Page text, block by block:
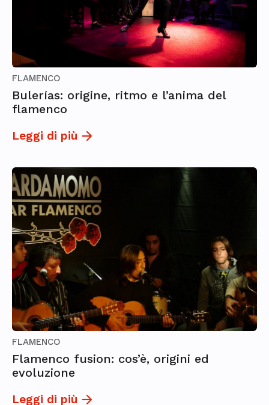
FLAMENCO
Bulerías: origine, ritmo e l’anima del
flamenco
Leggi di più
FLAMENCO
Flamenco fusion: cos’è, origini ed
evoluzione
Leggi di più